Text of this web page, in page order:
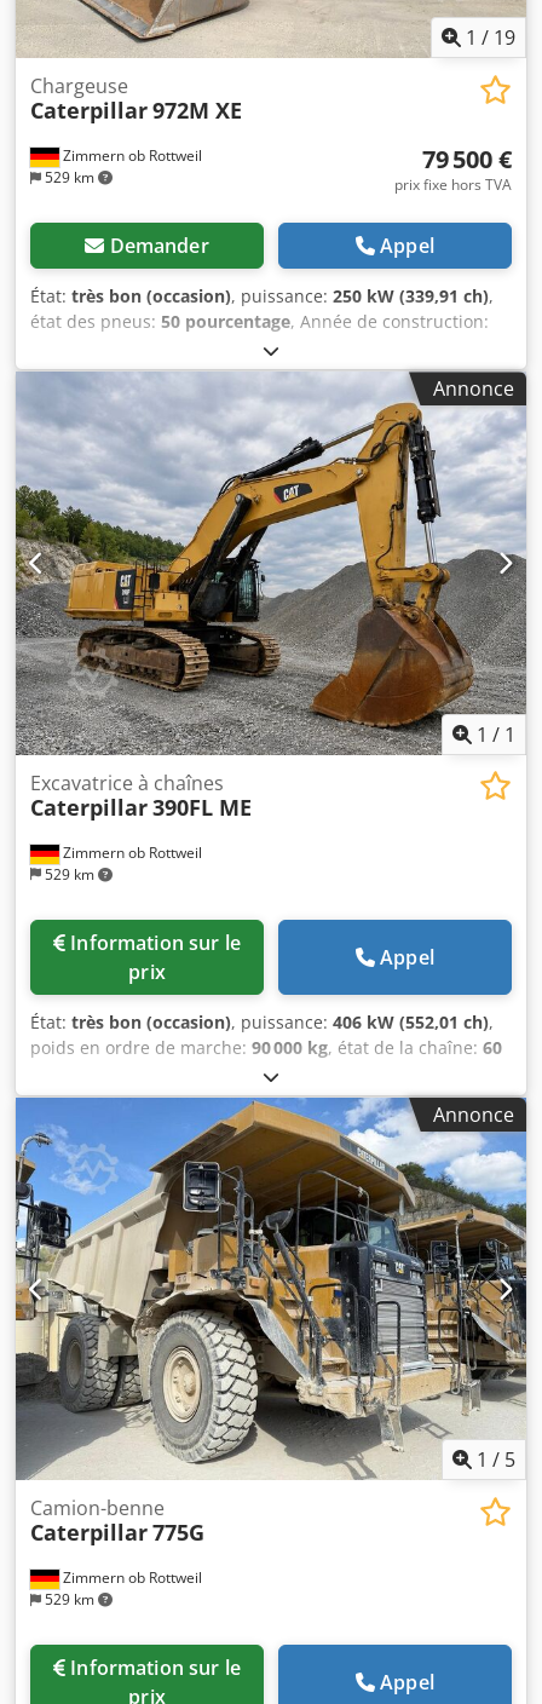
1 / 19
Zimmern ob Rottweil
529 km
Chargeuse
Caterpillar972M XE
79 500 €
prix fixe hors TVA
Demander Appel
État: très bon (occasion), puissance: 250 kW (339,91 ch),
état des pneus: 50 pourcentage, Année de construction:
, heures de fonctionnement:
climatisation, CATERPILLAR 972M XE Année de
fabrication : 2019 Heures de fonctionnement :
11 876 heures Cabine fermée Climatisation Radio Caméra
de recul Système de lubrification centralisée Pneus
Bridgestone, taille 26,5R25 : usure d’environ 40 à 50 %
Dcodoy Nmrfepfx Aliek Godet – 5 m³ Moteur CAT C9.3 de
250 kW Conforme aux normes CE Poids en ordre de
marche : 26 tonnes Révision récente effectuée par
Zeppelin
Annonce
1 / 1
Zimmern ob Rottweil
529 km
Excavatrice à chaînes
Caterpillar390FL ME
prix
Appel
État: très bon (occasion), puissance: 406 kW (552,01 ch),
poids en ordre de marche: 90 000 kg, état de la chaîne: 60
, Année de construction:
fonctionnement:12 866 h, Équipement:cabine,
climatisation
, CATERPILLAR 390FL ME Année de fabrication
: 2015 Heures de service : 12 866 h Cabine de protection
fermée Climatisation Radio Caméra de recul Graissage
centralisé Flèche standard Longueur du balancier : 2,90 m
Godet à roches avec lame, largeur 2,20 m Châssis porteur
env. 60 % restant Dcodsy U I Hbjpfx Aliok Patins de chaîne
de 650 mm de large Moteur CAT C18 de 406 kW CE / EPA
Poids en service : 90 t.
Annonce
1 / 5
Zimmern ob Rottweil
529 km
Camion-benne
Caterpillar775G
prix
Appel